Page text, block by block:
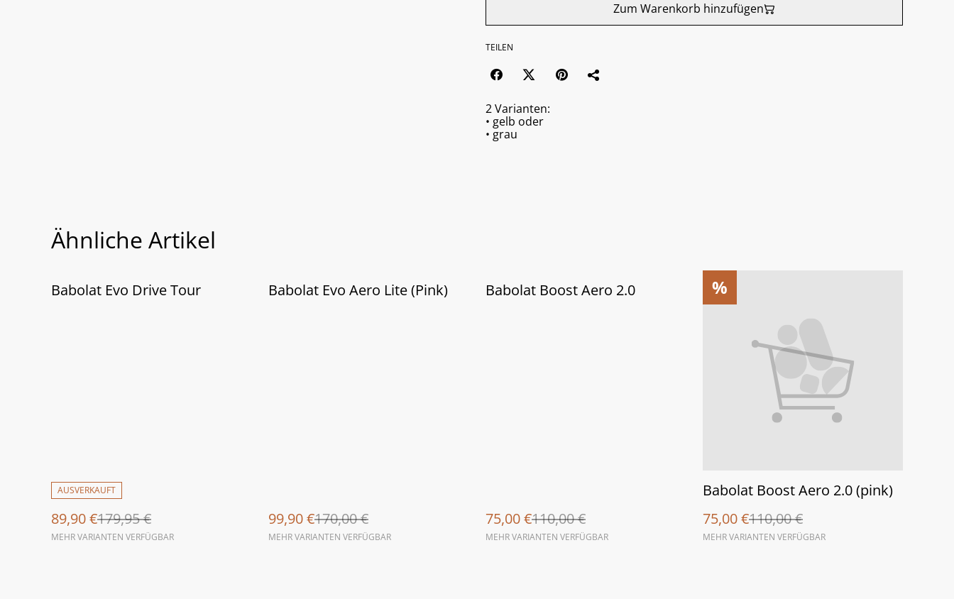
Zum Warenkorb hinzufügen
TEILEN
2 Varianten:
• gelb oder
• grau
Ähnliche Artikel
%
Babolat Evo Drive Tour
AUSVERKAUFT
89,90 €179,95 €
MEHR VARIANTEN VERFÜGBAR
%
Babolat Evo Aero Lite (Pink)
99,90 €170,00 €
MEHR VARIANTEN VERFÜGBAR
%
Babolat Boost Aero 2.0
75,00 €110,00 €
MEHR VARIANTEN VERFÜGBAR
%
Babolat Boost Aero 2.0 (pink)
75,00 €110,00 €
MEHR VARIANTEN VERFÜGBAR